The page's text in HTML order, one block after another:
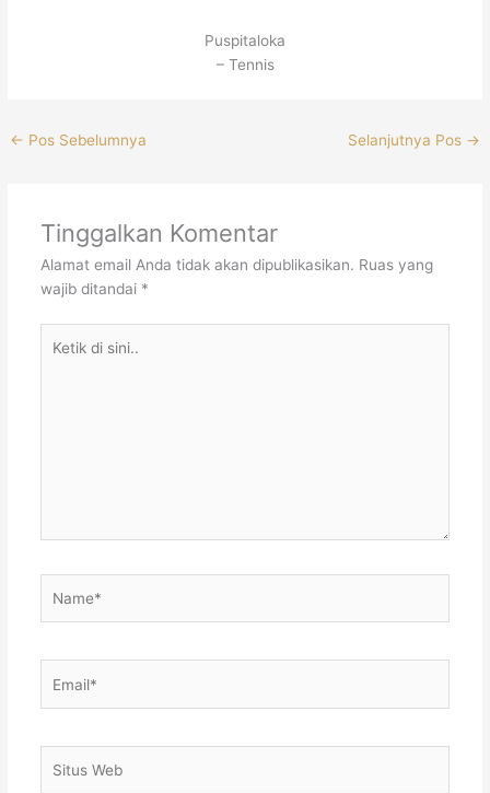
Puspitaloka
– Tennis
← Pos Sebelumnya Selanjutnya Pos →
Tinggalkan Komentar
Alamat email Anda tidak akan dipublikasikan. Ruas yang
wajib ditandai *
Web